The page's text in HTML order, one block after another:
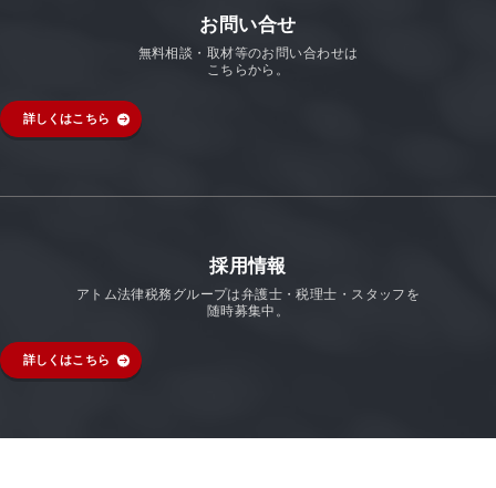
お問い合せ
無料相談・取材等のお問い合わせは
こちらから。
詳しくはこちら
採用情報
アトム法律税務グループは弁護士・税理士・スタッフを
随時募集中。
詳しくはこちら